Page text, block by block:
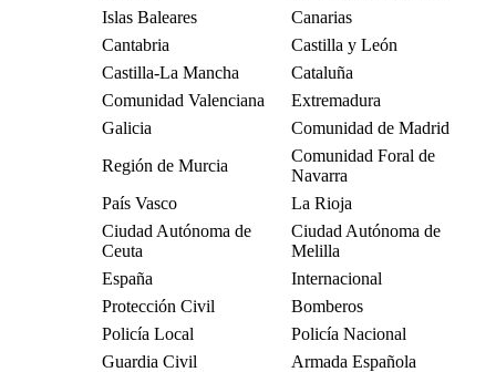
Islas Baleares
Canarias
Cantabria
Castilla y León
Castilla-La Mancha
Cataluña
Comunidad Valenciana
Extremadura
Galicia
Comunidad de Madrid
Región de Murcia
Comunidad Foral de
Navarra
País Vasco
La Rioja
Ciudad Autónoma de
Ceuta
Ciudad Autónoma de
Melilla
España
Internacional
Protección Civil
Bomberos
Policía Local
Policía Nacional
Guardia Civil
Armada Española